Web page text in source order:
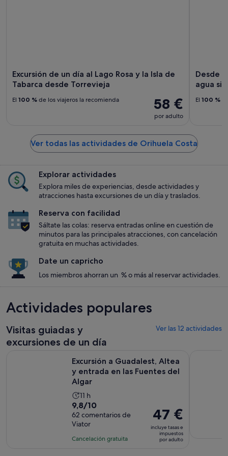
Excursión de un día al Lago Rosa y la Isla de
Tabarca desde Torrevieja
58 €
por adulto
El 100 % de los viajeros la recomienda
Desde
agua
El 100 %
Ver todas las actividades de Orihuela Costa
Explorar actividades
Explora miles de experiencias, desde actividades y
atracciones hasta excursiones de un día y traslados.
Reserva con facilidad
Sáltate las colas: reserva entradas online en cuestión de
minutos para las principales atracciones, con cancelación
gratuita en muchas actividades.
Date un capricho
Los miembros ahorran un % o más al reservar actividades.
Actividades populares
Visitas guiadas y
excursiones de un día
Ver las 12 actividades
Excursión a Guadalest, Altea
y entrada en las Fuentes del
Algar
La
duración
de
la
actividad
11 h
9.8
sobre
10
con
9,8/10
62 comentarios de
Viator
Cancelación gratuita
El
precio
es
de
47 €
incluye tasas e
impuestos
por adulto